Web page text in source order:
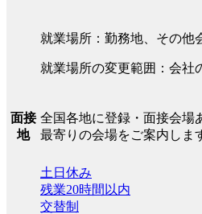
就業場所：勤務地、その他
就業場所の変更範囲：会社
面接
地
全国各地に登録・面接会場
最寄りの会場をご案内しま
土日休み
残業20時間以内
交替制